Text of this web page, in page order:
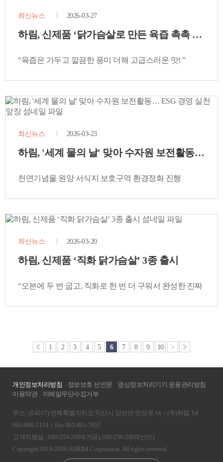
최신뉴스 2026-03-27
하림, 신제품 ‘닭가슴살로 만든 육즙 촉촉 찹스테
“육즙은 가두고 깔끔한 풍미 더해 고급스러운 맛! ”
최신뉴스 2026-03-23
하림, '세계 물의 날' 맞아 수자원 보전활동…
천연기념물 원앙 서식지 보호구역 환경정화 진행
최신뉴스 2026-03-20
하림, 신제품 ‘직화 닭가슴살’ 3종 출시
“오븐에 두 번 굽고, 직화로 한 번 더 구워서 완성한 진짜
1 2 3 4 5 6 7 8 9 10
개인정보처리방침 정보보호 선언문
영상정보처리기기 운용관리방침
이용약관
이메일무단수집거부
주소 : (54517) 전북특별자치도 익산시 망성면 망성로 14 | (주)하림 Tel
063-860-2114 | Fax 063-861-7857
고객지원실 : 080-254-2000(가공), 080-259-2000(신선)
Copyright 2019-2026 HARIM Corporation. All rights reserved.